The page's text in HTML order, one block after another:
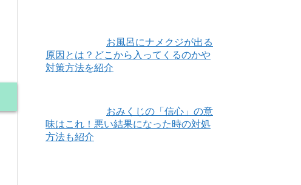
お風呂にナメクジが出る
原因とは？どこから入ってくるのかや
対策方法を紹介
おみくじの「信心」の意
味はこれ！悪い結果になった時の対処
方法も紹介